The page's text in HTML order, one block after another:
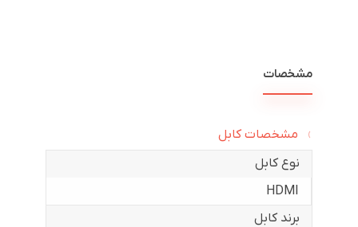
مشخصات
مشخصات کابل
نوع کابل
HDMI
برند کابل